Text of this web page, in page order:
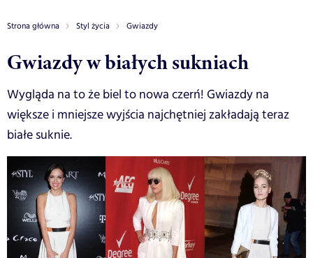
Strona główna Styl życia Gwiazdy
Gwiazdy w białych sukniach
Wygląda na to że biel to nowa czerń! Gwiazdy na
większe i mniejsze wyjścia najchętniej zakładają teraz
białe suknie.